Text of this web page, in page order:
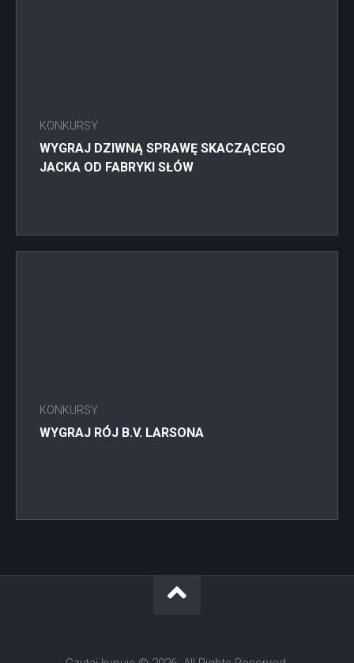
KONKURSY
WYGRAJ DZIWNĄ SPRAWĘ SKACZĄCEGO
JACKA OD FABRYKI SŁÓW
KONKURSY
WYGRAJ RÓJ B.V. LARSONA